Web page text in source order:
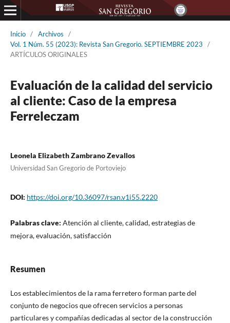
Inicio / Archivos
/
Vol. 1 Núm. 55 (2023): Revista San Gregorio. SEPTIEMBRE 2023
/
ARTÍCULOS ORIGINALES
Evaluación de la calidad del servicio
al cliente: Caso de la empresa
Ferreleczam
Leonela Elizabeth Zambrano Zevallos
Universidad San Gregorio de Portoviejo
DOI: https://doi.org/10.36097/rsan.v1i55.2220
Palabras clave: Atención al cliente, calidad, estrategias de
mejora, evaluación, satisfacción
Resumen
Los establecimientos de la rama ferretero forman parte del
conjunto de negocios que ofrecen servicios a personas
particulares y compañías dedicadas al sector de la construcción